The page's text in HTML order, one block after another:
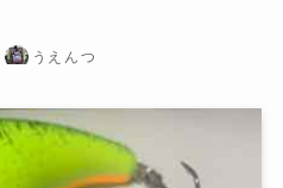
うえんつ